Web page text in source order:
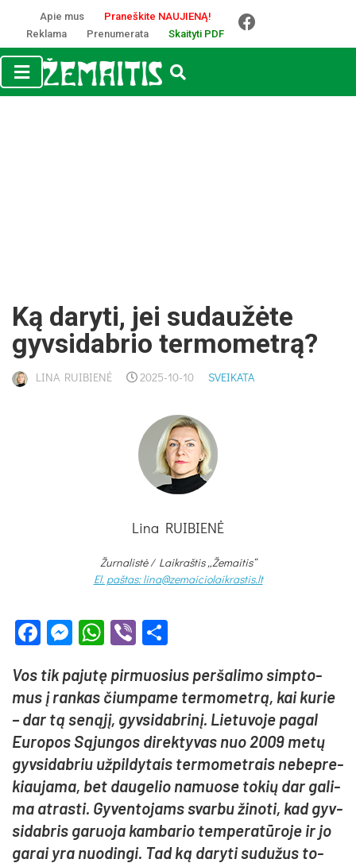
Apie mus
Praneškite NAUJIENĄ!
Reklama
Prenumerata Skaityti PDF
Ką da­ry­ti, jei su­dau­žė­te
gyv­si­dab­rio ter­mo­met­rą?
LINA RUIBIENĖ 2025-10-10 SVEIKATA
Lina RUIBIENĖ
Žurnalistė / Laikraštis „Žemaitis“
El. paštas: lina@zemaiciolaikrastis.lt
Facebook
Messenger
WhatsApp
Viber
Vos tik pa­ju­tę pir­muo­sius per­ša­li­mo simp­to­
mus į ran­kas čium­pa­me ter­mo­met­rą, kai ku­rie
– dar tą se­ną­jį, gyv­si­dab­ri­nį. Lie­tu­vo­je pa­gal
Eu­ro­pos Są­jun­gos di­rek­ty­vas nuo 2009 me­tų
gyv­si­dab­riu už­pil­dy­tais ter­mo­met­rais ne­bep­re­
kiau­ja­ma, bet dau­ge­lio na­muo­se to­kių dar ga­li­
ma at­ras­ti. Gy­ven­to­jams svar­bu ži­no­ti, kad gyv­
si­dab­ris ga­ruo­ja kam­ba­rio tem­pe­ra­tū­ro­je ir jo
ga­rai yra nuo­din­gi. Tad ką da­ry­ti su­du­žus to­